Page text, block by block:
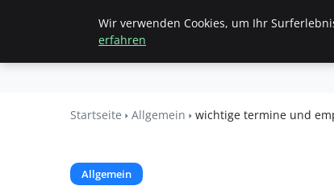
Beyond
Startseite
Startseite Allgemein wichtige termine und
Allgemein
Wir verwenden Cookies, um Ihr
erfahren